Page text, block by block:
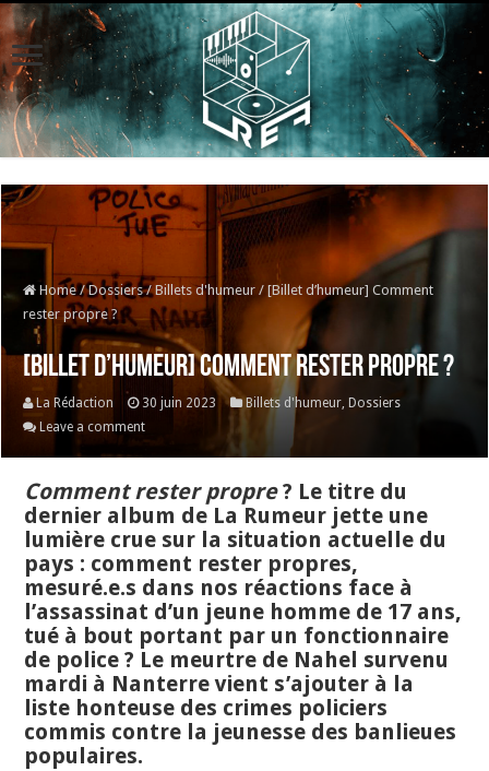
Home / Dossiers / Billets d'humeur / [Billet d’humeur] Comment
rester propre ?
[Billet d’humeur] Comment rester propre ?
La Rédaction 30 juin 2023 Billets d'humeur, Dossiers
Leave a comment
Comment rester propre? Le titre du
dernier album de La Rumeur jette une
lumière crue sur la situation actuelle du
pays : comment rester propres,
mesuré.e.s dans nos réactions face à
l’assassinat d’un jeune homme de 17 ans,
tué à bout portant par un fonctionnaire
de police ? Le meurtre de Nahel survenu
mardi à Nanterre vient s’ajouter à la
liste honteuse des crimes policiers
commis contre la jeunesse des banlieues
populaires.